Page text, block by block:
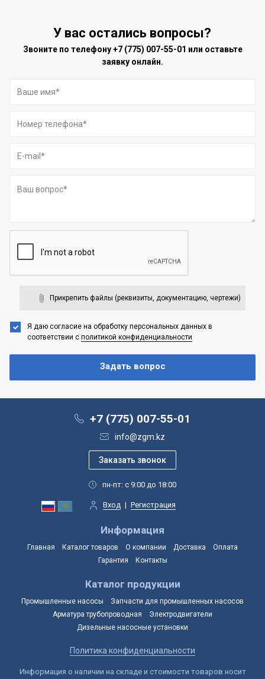
У вас остались вопросы?
Звоните по телефону+7 (775) 007-55-01 или оставьте
заявку онлайн.
Прикрепить файлы (реквизиты, документацию, чертежи)
Я даю согласие на обработку персональных данных в
соответствии с политикой конфиденциальности
+7 (775) 007-55-01
info@zgm.kz
пн-пт: с 9:00 до 18:00
Вход | Регистрация
Информация
Главная Каталог товаров О компании Доставка
Оплата
Гарантия
Контакты
Каталог продукции
Промышленные насосы
Запчасти для промышленных насосов
Арматура трубопроводная
Электродвигатели
Дизельные насосные установки
Политика конфиденциальности
Информация о наличии на складе и стоимости товаров носит